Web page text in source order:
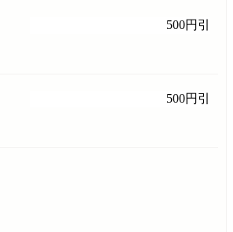
500円引
500円引